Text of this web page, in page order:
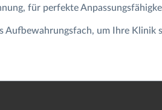
für perfekte
Aufbewahrungsfach, um Ihre Klinik